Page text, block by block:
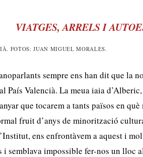
VIATGES, ARRELS I
FOTOS: JUAN MIGUEL MORALES.
sempre ens han dit que la
País Valencià. La meua iaia
que tocarem a tants països en
fruit d’anys de minorització
ens enfrontàvem a aquest i
i semblava impossible fer-nos un lloc